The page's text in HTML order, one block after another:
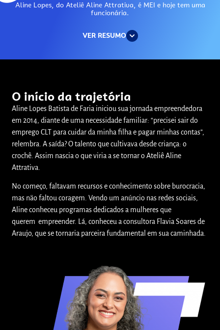
Aline Lopes, do Ateliê Aline Attrativa, é MEI e hoje tem uma
funcionária.
VER RESUMO
O início da trajetória
Aline Lopes Batista de Faria iniciou sua jornada empreendedora
em 2014, diante de uma necessidade familiar: “precisei sair do
emprego CLT para cuidar da minha filha e pagar minhas contas”,
relembra. A saída? O talento que cultivava desde criança: o
crochê. Assim nascia o que viria a se tornar o Ateliê Aline
Attrativa.
No começo, faltavam recursos e conhecimento sobre burocracia,
mas não faltou coragem. Vendo um anúncio nas redes sociais,
Aline conheceu programas dedicados a mulheres que
querem empreender. Lá, conheceu a consultora Flavia Soares de
Araujo, que se tornaria parceira fundamental em sua caminhada.